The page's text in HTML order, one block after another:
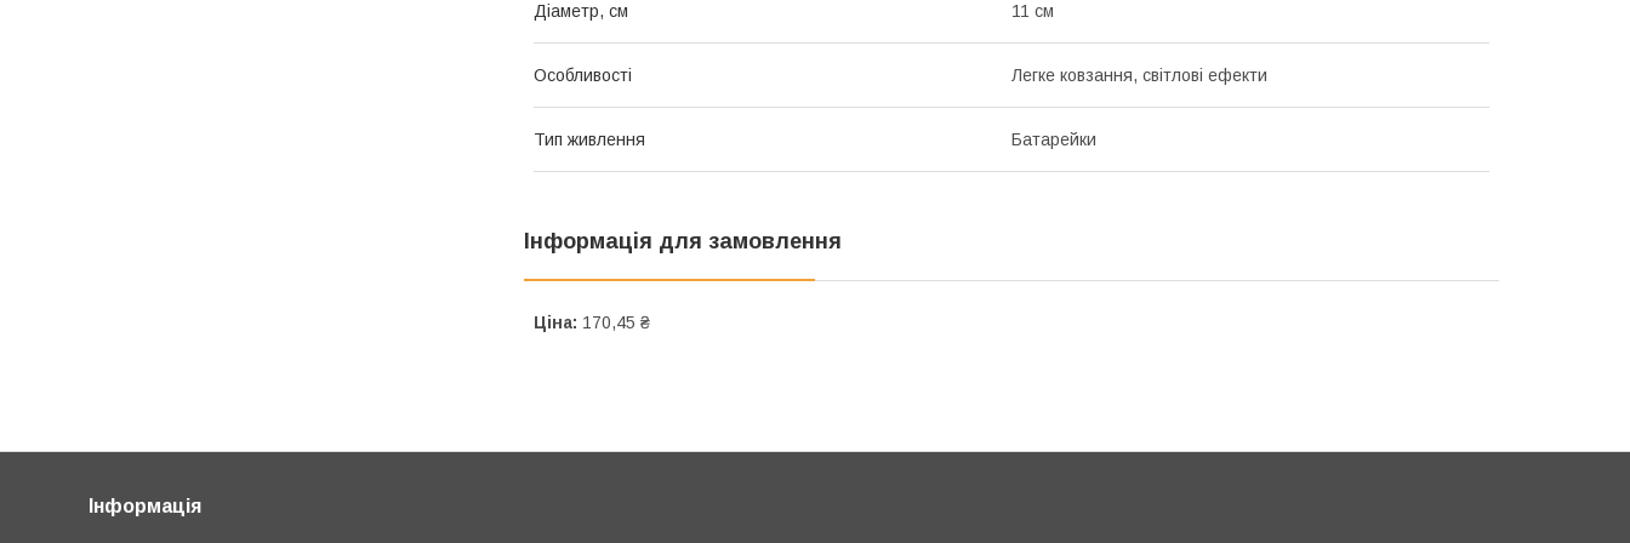
Діаметр, см 11 см
Особливості Легке ковзання, світлові ефекти
Тип живлення Батарейки
Інформація для замовлення
Ціна: 170,45 ₴
Інформація